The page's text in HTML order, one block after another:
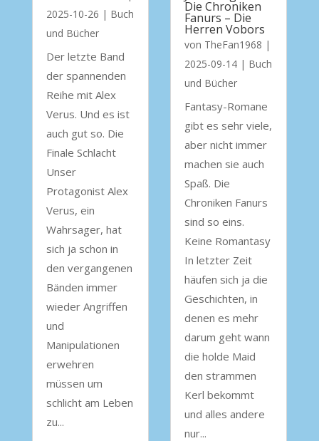
2025-10-26 | Buch
und Bücher
Der letzte Band
der spannenden
Reihe mit Alex
Verus. Und es ist
auch gut so. Die
Finale Schlacht
Unser
Protagonist Alex
Verus, ein
Wahrsager, hat
sich ja schon in
den vergangenen
Bänden immer
wieder Angriffen
und
Manipulationen
erwehren
müssen um
schlicht am Leben
zu...
Die Chroniken
Fanurs – Die
Herren Vobors
von TheFan1968 |
2025-09-14| Buch
und Bücher
Fantasy-Romane
gibt es sehr viele,
aber nicht immer
machen sie auch
Spaß. Die
Chroniken Fanurs
sind so eins.
Keine Romantasy
In letzter Zeit
häufen sich ja die
Geschichten, in
denen es mehr
darum geht wann
die holde Maid
den strammen
Kerl bekommt
und alles andere
nur...